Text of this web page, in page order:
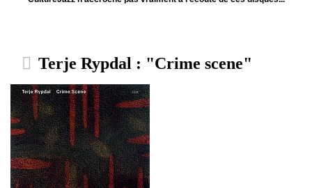
Terje Rypdal : "Crime scene"